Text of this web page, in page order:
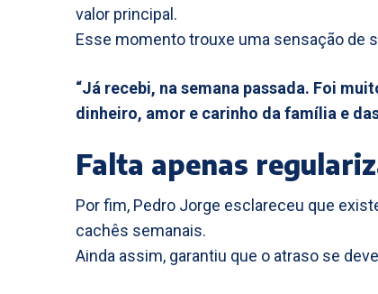
valor principal.
Esse momento trouxe uma sensação de
“Já recebi, na semana passada. Foi
dinheiro, amor e carinho da família e
Falta apenas
Por fim, Pedro Jorge esclareceu que
cachês semanais.
Ainda assim, garantiu que o atraso se